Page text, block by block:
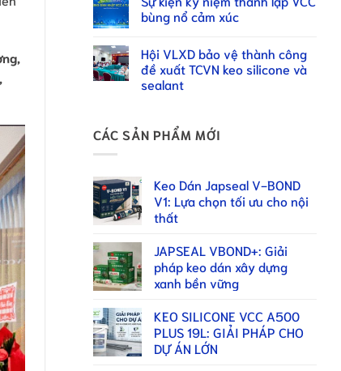
bùng nổ cảm xúc
Hội VLXD bảo vệ thành công
đề xuất TCVN keo silicone và
sealant
CÁC SẢN PHẨM MỚI
Keo Dán Japseal V-BOND
V1: Lựa chọn tối ưu cho nội
thất
JAPSEAL VBOND+: Giải
pháp keo dán xây dựng
xanh bền vững
KEO SILICONE VCC A500
PLUS 19L: GIẢI PHÁP CHO
DỰ ÁN LỚN